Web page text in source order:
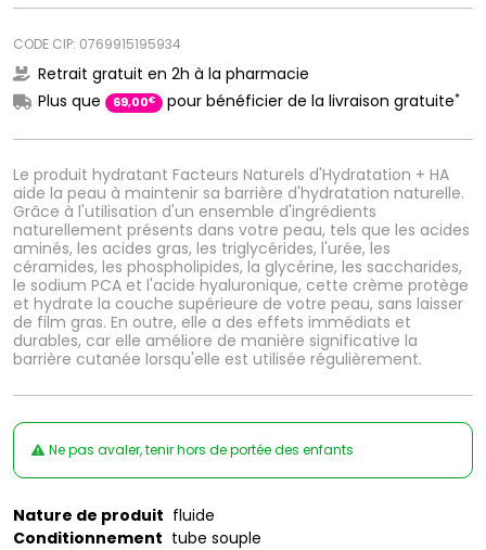
Le produit hydratant Facteurs Naturels d'Hydratation + HA
aide la peau à maintenir sa barrière d'hydratation naturelle.
Grâce à l'utilisation d'un ensemble d'ingrédients
naturellement présents dans votre peau, tels que les acides
aminés, les acides gras, les triglycérides, l'urée, les
céramides, les phospholipides, la glycérine, les saccharides,
le sodium PCA et l'acide hyaluronique, cette crème protège
et hydrate la couche supérieure de votre peau, sans laisser
de film gras. En outre, elle a des effets immédiats et
durables, car elle améliore de manière significative la
barrière cutanée lorsqu'elle est utilisée régulièrement.
CODE CIP: 0769915195934
Retrait gratuit en 2h à la pharmacie
Plus que
69,00€ pour bénéficier de la livraison gratuite*
Ne pas avaler, tenir hors de portée des enfants
Nature de produit fluide
Conditionnement tube souple